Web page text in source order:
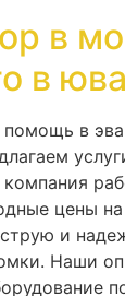
в
в
в
цены
и
Наши